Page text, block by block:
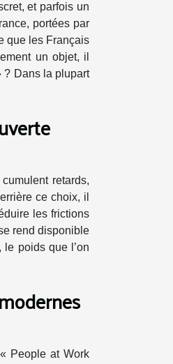
et parfois un
portées par
que les Français
un objet, il
? Dans la plupart
retards,
ce choix, il
les frictions
rend disponible
poids que l’on
People at Work